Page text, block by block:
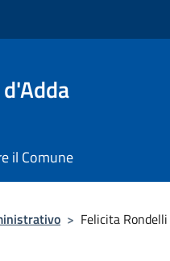
il Comune
> Felicita Rondelli